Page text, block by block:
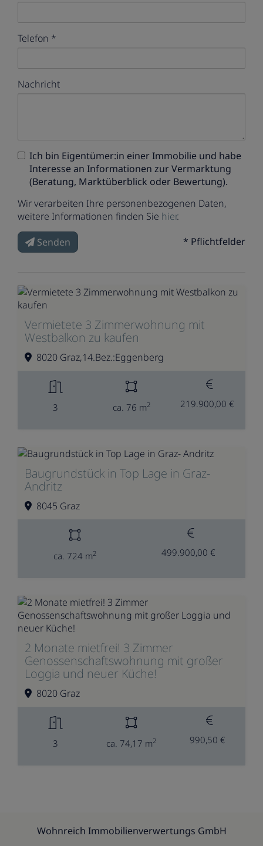
Telefon
Nachricht
Ich bin Eigentümer:in einer Immobilie und habe
Interesse an Informationen zur Vermarktung
(Beratung, Marktüberblick oder Bewertung).
Wir verarbeiten Ihre personenbezogenen Daten,
weitere Informationen finden Sie hier.
Senden
* Pflichtfelder
Vermietete 3 Zimmerwohnung mit
Westbalkon zu kaufen
8020 Graz,14.Bez.:Eggenberg
3 ca. 76 m2 219.900,00 €
Baugrundstück in Top Lage in Graz-
Andritz
8045 Graz
ca. 724 m2 499.900,00 €
2 Monate mietfrei! 3 Zimmer
Genossenschaftswohnung mit großer
Loggia und neuer Küche!
8020 Graz
3 ca. 74,17 m2 990,50 €
Wohnreich Immobilienverwertungs GmbH